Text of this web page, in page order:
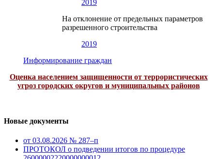
2019
На отклонение от предельных параметров
разрешенного строительства
2019
Информирование граждан
Оценка населением защищенности от террористических
угроз городских округов и муниципальных районов
Новые документы
от 03.08.2026 № 287–п
ПРОТОКОЛ о подведении итогов по процедуре